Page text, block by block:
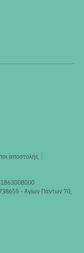
αποστολής
- Αγίων Πάντων 70,